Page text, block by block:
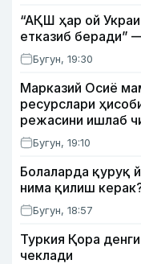
“АҚШ ҳар ой
етказиб беради”
Бугун, 19:30
Марказий Осиё
ресурслари
режасини ишлаб
Бугун, 19:10
Болаларда қуруқ
нима қилиш
Бугун, 18:57
Туркия Қора
чеклади